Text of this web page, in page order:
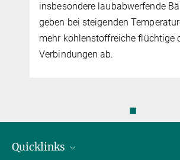
insbesondere laubabwerfende
geben bei steigenden
mehr kohlenstoffreiche flüchtige
Verbindungen ab.
◼
Quicklinks